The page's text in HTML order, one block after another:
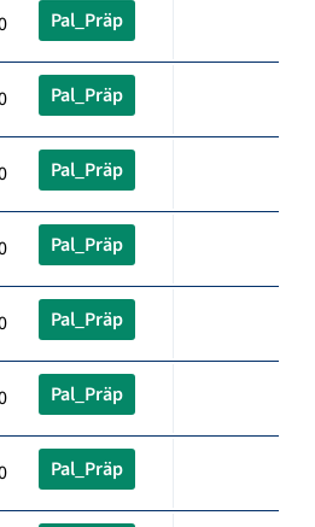
Pal_Präp
Pal_Präp
Pal_Präp
Pal_Präp
Pal_Präp
Pal_Präp
Pal_Präp